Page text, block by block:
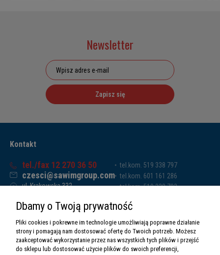
Newsletter
Zapisz się
Kontakt
tel./fax 12 270 36 50
czesci@sawimgroup.com
ul. Krakowska 332,
Sawim Group Mariusz Zdyb sp. k.
NIP: 5130284470
REGON: 5246591010
tel.kom. 519 338 797
tel.kom. 601 161 286
tel.kom. 519 338 793
Dbamy o Twoją prywatność
Pliki cookies i pokrewne im technologie umożliwiają poprawne działanie
strony i pomagają nam dostosować ofertę do Twoich potrzeb. Możesz
zaakceptować wykorzystanie przez nas wszystkich tych plików i przejść
do sklepu lub dostosować użycie plików do swoich preferencji,